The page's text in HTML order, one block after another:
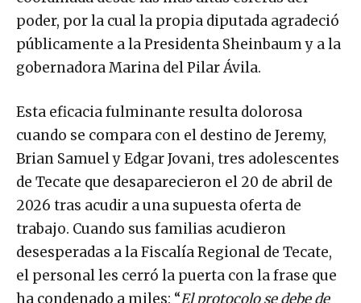
poder, por la cual la propia diputada agradeció
públicamente a la Presidenta Sheinbaum y a la
gobernadora Marina del Pilar Ávila.
Esta eficacia fulminante resulta dolorosa
cuando se compara con el destino de Jeremy,
Brian Samuel y Edgar Jovani, tres adolescentes
de Tecate que desaparecieron el 20 de abril de
2026 tras acudir a una supuesta oferta de
trabajo. Cuando sus familias acudieron
desesperadas a la Fiscalía Regional de Tecate,
el personal les cerró la puerta con la frase que
ha condenado a miles: “El protocolo se debe de